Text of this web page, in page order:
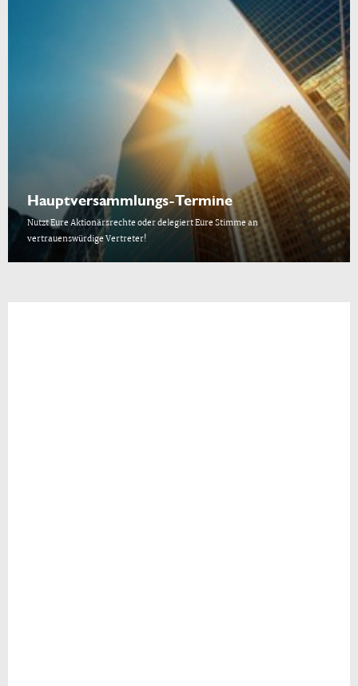
Hauptversammlungs-Termine
Nutzt Eure Aktionärsrechte oder delegiert Eure Stimme an
vertrauenswürdige Vertreter!